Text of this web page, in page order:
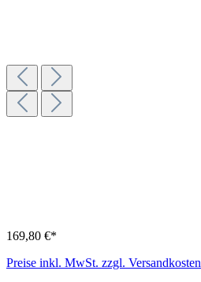
169,80 €*
Preise inkl. MwSt. zzgl. Versandkosten